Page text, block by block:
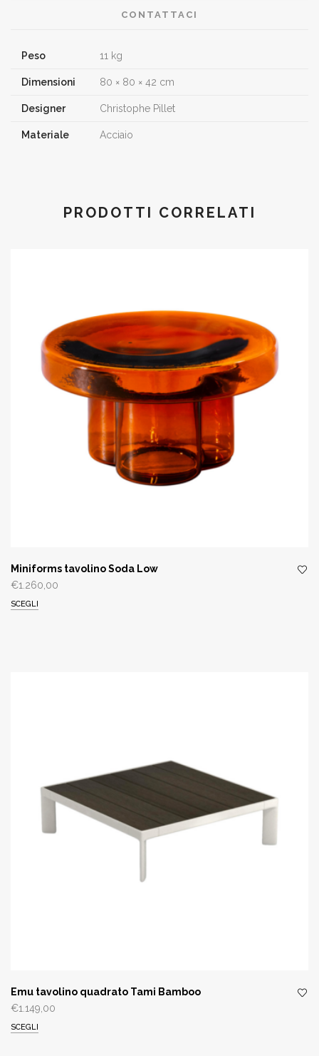
CONTATTACI
Peso 11 kg
Dimensioni 80 × 80 × 42 cm
Designer Christophe Pillet
Materiale Acciaio
PRODOTTI CORRELATI
Miniforms tavolino Soda Low
€1.260,00
SCEGLI
Emu tavolino quadrato Tami Bamboo
€1.149,00
SCEGLI